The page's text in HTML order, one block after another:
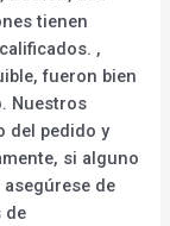
tienen
,
fueron bien
Nuestros
del pedido y
si alguno
de
de